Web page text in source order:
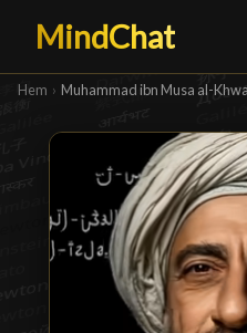
MindChat
Hem › Muhammad ibn Musa al-